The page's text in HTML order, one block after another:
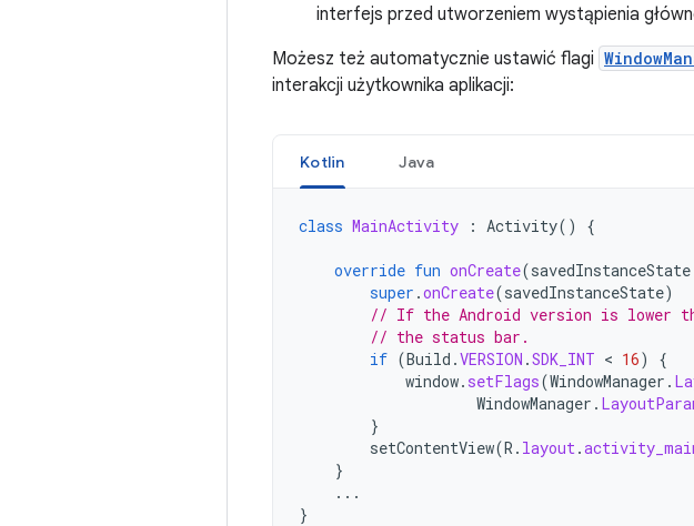
interfejs przed utworzeniem wystąpienia
Możesz też automatycznie ustawić flagi
interakcji użytkownika aplikacji:
Kotlin Java
class MainActivity : Activity() {
override fun onCreate(savedInstanceState
super .onCreate(savedInstanceState)
// If the Android version is lower
// the status bar.
if (Build .VERSION .SDK_INT < 16)
{
window. setFlags(WindowManager .
WindowManager .
}
setContentView(R . layout.
}
...
}